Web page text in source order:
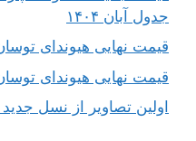
جدول آبان ۱۴۰۴
قیمت نهایی هیوندای توسان
قیمت نهایی هیوندای توسان
اولین تصاویر از نسل جدید چری